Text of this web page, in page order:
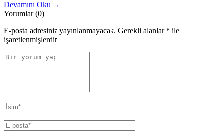
Devamını Oku →
Yorumlar (0)
E-posta adresiniz yayınlanmayacak. Gerekli alanlar * ile
işaretlenmişlerdir